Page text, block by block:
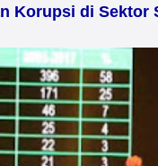
Korupsi di Sektor